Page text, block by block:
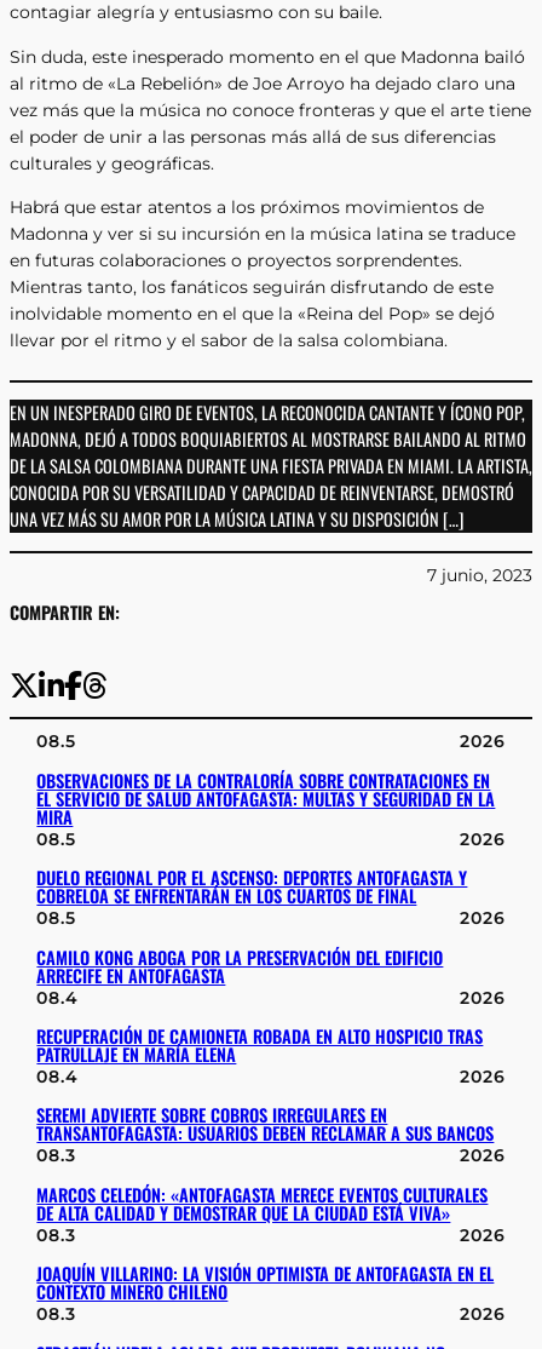
contagiar alegría y entusiasmo con su baile.
Sin duda, este inesperado momento en el que Madonna bailó
al ritmo de «La Rebelión» de Joe Arroyo ha dejado claro una
vez más que la música no conoce fronteras y que el arte tiene
el poder de unir a las personas más allá de sus diferencias
culturales y geográficas.
Habrá que estar atentos a los próximos movimientos de
Madonna y ver si su incursión en la música latina se traduce
en futuras colaboraciones o proyectos sorprendentes.
Mientras tanto, los fanáticos seguirán disfrutando de este
inolvidable momento en el que la «Reina del Pop» se dejó
llevar por el ritmo y el sabor de la salsa colombiana.
EN UN INESPERADO GIRO DE EVENTOS, LA RECONOCIDA CANTANTE Y ÍCONO POP,
MADONNA, DEJÓ A TODOS BOQUIABIERTOS AL MOSTRARSE BAILANDO AL RITMO
DE LA SALSA COLOMBIANA DURANTE UNA FIESTA PRIVADA EN MIAMI. LA ARTISTA,
CONOCIDA POR SU VERSATILIDAD Y CAPACIDAD DE REINVENTARSE, DEMOSTRÓ
UNA VEZ MÁS SU AMOR POR LA MÚSICA LATINA Y SU DISPOSICIÓN […]
COMPARTIR EN:
7 junio, 2023
08.5 2026
OBSERVACIONES DE LA CONTRALORÍA SOBRE CONTRATACIONES EN
EL SERVICIO DE SALUD ANTOFAGASTA: MULTAS Y SEGURIDAD EN LA
MIRA
08.5 2026
DUELO REGIONAL POR EL ASCENSO: DEPORTES ANTOFAGASTA Y
COBRELOA SE ENFRENTARÁN EN LOS CUARTOS DE FINAL
08.5 2026
CAMILO KONG ABOGA POR LA PRESERVACIÓN DEL EDIFICIO
ARRECIFE EN ANTOFAGASTA
08.4 2026
RECUPERACIÓN DE CAMIONETA ROBADA EN ALTO HOSPICIO TRAS
PATRULLAJE EN MARÍA ELENA
08.4 2026
SEREMI ADVIERTE SOBRE COBROS IRREGULARES EN
TRANSANTOFAGASTA: USUARIOS DEBEN RECLAMAR A SUS BANCOS
08.3 2026
MARCOS CELEDÓN: «ANTOFAGASTA MERECE EVENTOS CULTURALES
DE ALTA CALIDAD Y DEMOSTRAR QUE LA CIUDAD ESTÁ VIVA»
08.3 2026
JOAQUÍN VILLARINO: LA VISIÓN OPTIMISTA DE ANTOFAGASTA EN EL
CONTEXTO MINERO CHILENO
08.3 2026